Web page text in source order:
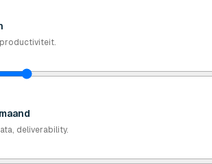
deliverability.